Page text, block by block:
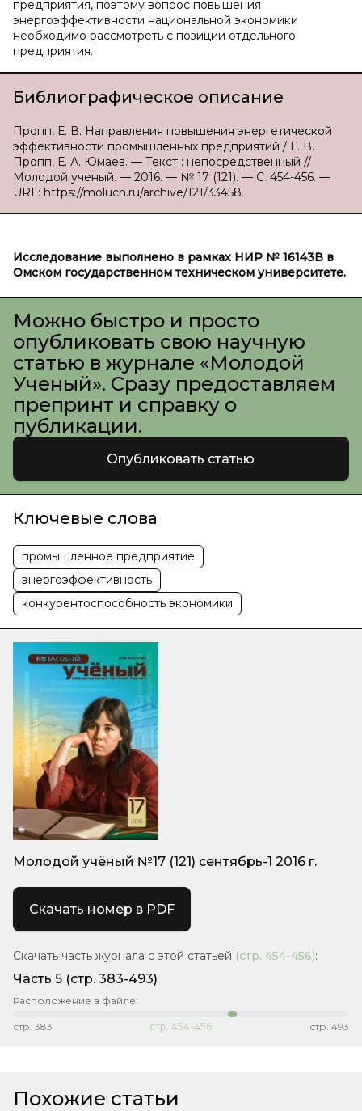
предприятия, поэтому вопрос повышения
энергоэффективности национальной экономики
необходимо рассмотреть с позиции отдельного
предприятия.
Библиографическое описание
Пропп, Е. В. Направления повышения энергетической
эффективности промышленных предприятий / Е. В.
Пропп, Е. А. Юмаев. — Текст : непосредственный //
Молодой ученый. — 2016. — № 17 (121). — С. 454-456. —
URL: https://moluch.ru/archive/121/33458.
Исследование выполнено в рамках НИР № 16143В в
Омском государственном техническом университете.
Можно быстро и просто
опубликовать свою научную
статью в журнале «Молодой
Ученый». Сразу предоставляем
препринт и справку о
публикации.
Опубликовать статью
Ключевые слова
промышленное предприятие
энергоэффективность
конкурентоспособность экономики
Молодой учёный №17 (121) сентябрь-1 2016 г.
Скачать номер в PDF
Скачать часть журнала с этой статьей (стр. 454-456):
Часть 5 (стр. 383-493)
Расположение в файле:
стр. 383 стр.454-456 стр. 493
Похожие статьи